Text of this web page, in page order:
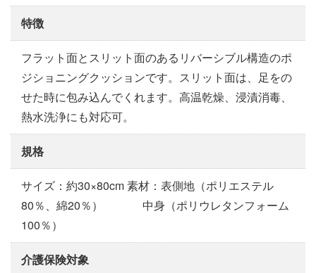
特徴
フラット面とスリット面のあるリバーシブル構造のポ
ジショニングクッションです。スリット面は、足をの
せた時に包み込んでくれます。高温乾燥、浸漬消毒、
熱水洗浄にも対応可。
規格
サイズ：約30×80cm 素材：表側地（ポリエステル
80％、綿20％） 中身（ポリウレタンフォーム
100％）
介護保険対象